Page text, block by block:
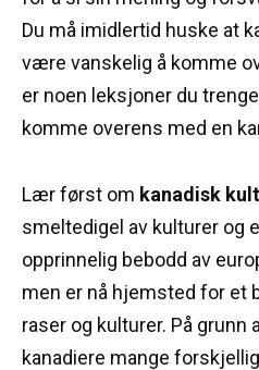
Du må imidlertid huske at
være vanskelig å komme
er noen leksjoner du
komme overens med en
Lær først om kanadisk
smeltedigel av kulturer og
opprinnelig bebodd av
men er nå hjemsted for et
raser og kulturer. På grunn
kanadiere mange